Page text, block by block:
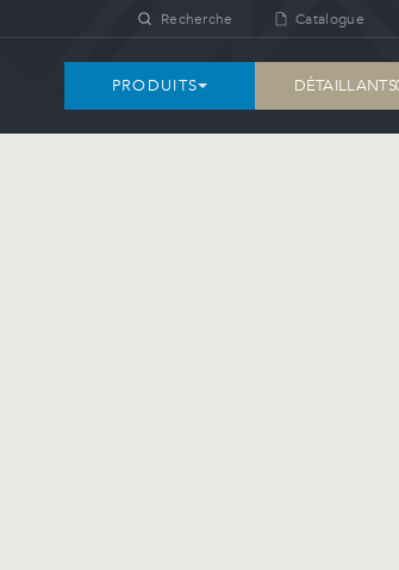
Recherche Catalogue
PRODUITS DÉTAILLANTS